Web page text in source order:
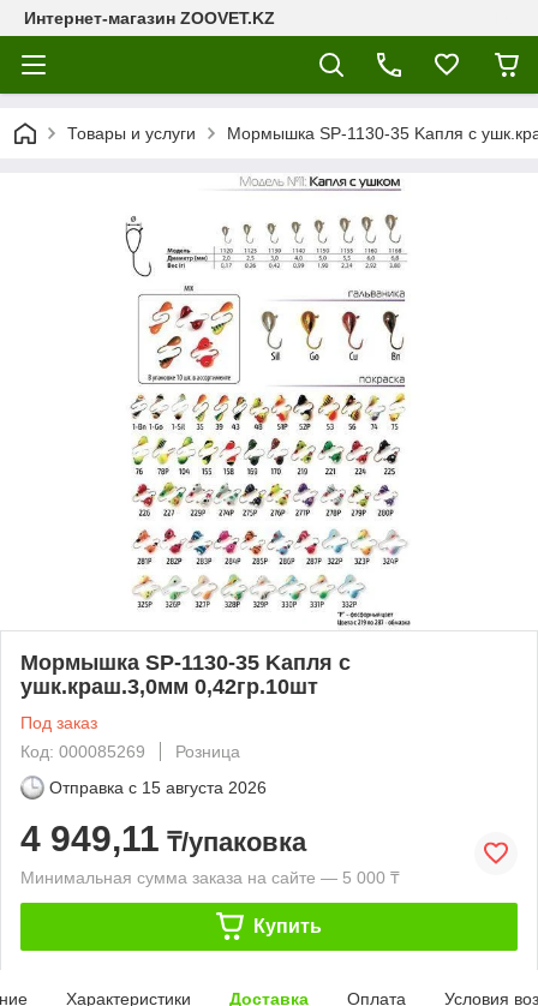
Интернет-магазин ZOOVET.KZ
Товары и услуги Мормышка SP-1130-35 Kапля с
Мормышка SP-1130-35 Kапля с
ушк.краш.3,0мм 0,42гр.10шт
Под заказ
Код: 000085269
Розница
Отправка с 15 августа 2026
4 949,11 ₸/упаковка
Минимальная сумма заказа на сайте — 5 000 ₸
Купить
Характеристики Доставка Оплата Условия